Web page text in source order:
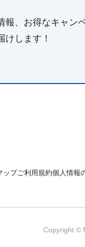
、お得なキャン
けします！
ップご利用規約個人情報
Copyright ©